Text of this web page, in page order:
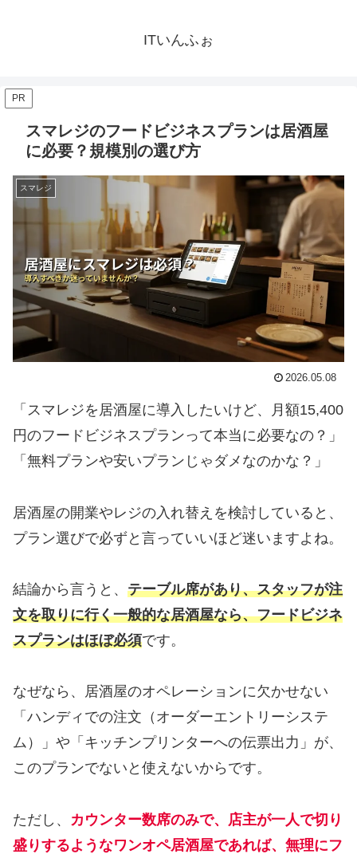
ITいんふぉ
PR
スマレジのフードビジネスプランは居酒屋
に必要？規模別の選び方
スマレジ
2026.05.08
「スマレジを居酒屋に導入したいけど、月額15,400
円のフードビジネスプランって本当に必要なの？」
「無料プランや安いプランじゃダメなのかな？」
居酒屋の開業やレジの入れ替えを検討していると、
プラン選びで必ずと言っていいほど迷いますよね。
結論から言うと、 テーブル席があり、スタッフが注
文を取りに行く一般的な居酒屋なら、フードビジネ
スプランはほぼ必須です。
なぜなら、居酒屋のオペレーションに欠かせない
「ハンディでの注文（オーダーエントリーシステ
ム）」や「キッチンプリンターへの伝票出力」が、
このプランでないと使えないからです。
ただし、 カウンター数席のみで、店主が一人で切り
盛りするようなワンオペ居酒屋であれば、無理にフ